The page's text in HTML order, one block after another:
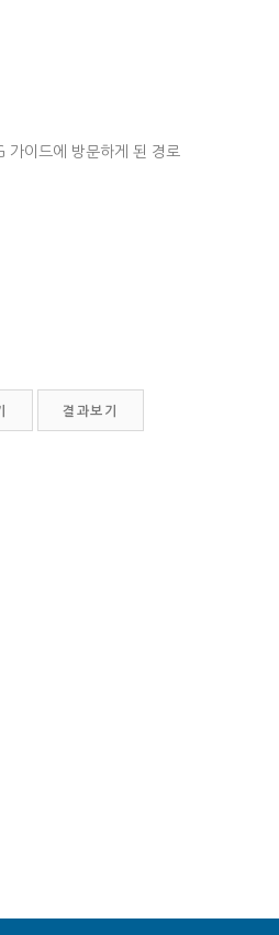
가이드에 방문하게 된 경로
결과보기